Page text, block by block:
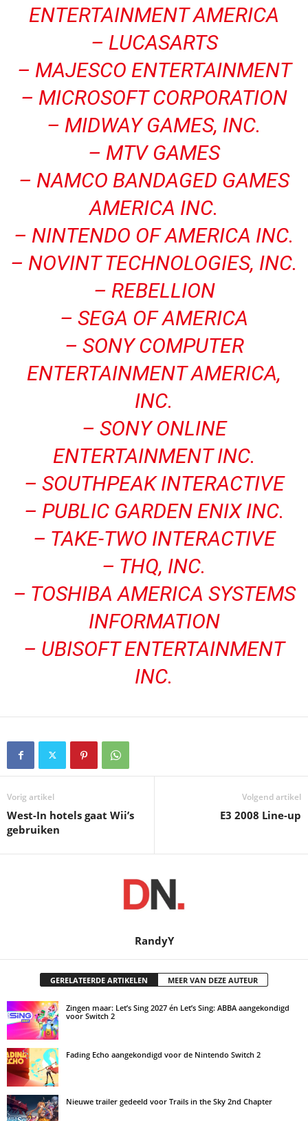
ENTERTAINMENT AMERICA
– LUCASARTS
– MAJESCO ENTERTAINMENT
– MICROSOFT CORPORATION
– MIDWAY GAMES, INC.
– MTV GAMES
– NAMCO BANDAGED GAMES
AMERICA INC.
– NINTENDO OF AMERICA INC.
– NOVINT TECHNOLOGIES, INC.
– REBELLION
– SEGA OF AMERICA
– SONY COMPUTER
ENTERTAINMENT AMERICA,
INC.
– SONY ONLINE
ENTERTAINMENT INC.
– SOUTHPEAK INTERACTIVE
– PUBLIC GARDEN ENIX INC.
– TAKE-TWO INTERACTIVE
– THQ, INC.
– TOSHIBA AMERICA SYSTEMS
INFORMATION
– UBISOFT ENTERTAINMENT
INC.
Vorig artikel
West-In hotels gaat Wii’s
gebruiken
Volgend artikel
E3 2008 Line-up
RandyY
GERELATEERDE ARTIKELEN MEER VAN DEZE AUTEUR
Zingen maar: Let’s Sing 2027 én Let’s Sing: ABBA aangekondigd
voor Switch 2
Fading Echo aangekondigd voor de Nintendo Switch 2
Nieuwe trailer gedeeld voor Trails in the Sky 2nd Chapter